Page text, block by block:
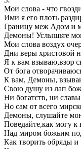
Мои слова - что
Ими я его плоть
Границу меж Адом и
Демоны! Услышьте
Мои слова воздух
Дни веры христовой
Я к вам взываю,взор
От бога
К вам, Демоны,
Свою душу из лап
Ни богатств, ни
Но сам от всего
Демоны, слушайте
Поведайте,как могу к
Над миром божьим
Как творить обряды